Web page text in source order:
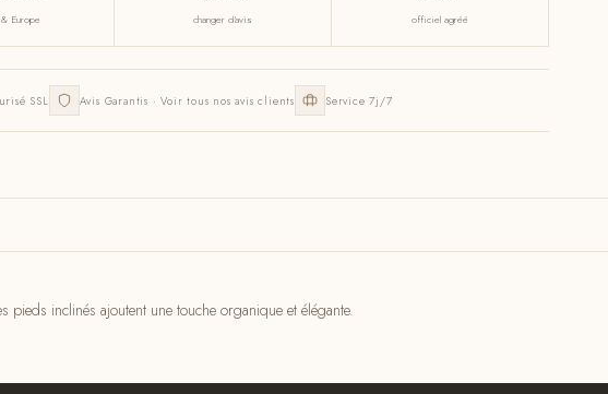
Europe
changer d'avis
officiel agréé
SSL Avis Garantis · Voir tous nos avis clients Service 7j/7
pieds inclinés ajoutent une touche organique et élégante.